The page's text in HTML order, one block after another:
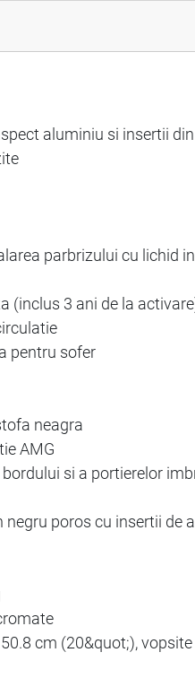
aluminiu si insertii
parbrizului cu lichid
(inclus 3 ani de la
pentru sofer
neagra
AMG
si a portierelor
negru poros cu insertii de
cm (20&quot;),